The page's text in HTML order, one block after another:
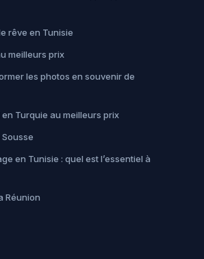
rêve en Tunisie
meilleurs prix
les photos en souvenir de
Turquie au meilleurs prix
en Tunisie : quel est l’essentiel à
Réunion